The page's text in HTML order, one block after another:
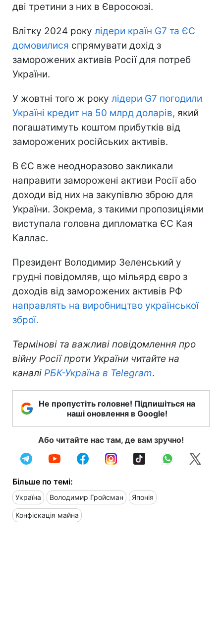
дві третини з них в Євросоюзі.
Влітку 2024 року лідери країн G7 та ЄС
домовилися спрямувати дохід з
заморожених активів Росії для потреб
України.
У жовтні того ж року лідери G7 погодили
Україні кредит на 50 млрд доларів, який
погашатимуть коштом прибутків від
заморожених російських активів.
В ЄС вже неодноразово закликали
направити заморожені активи Росії або
доходи від них на закупівлю зброю для
України. Зокрема, з такими пропозиціями
виступала головна дипломатка ЄС Кая
Каллас.
Президент Володимир Зеленський у
грудні повідомляв, що мільярд євро з
доходів від заморожених активів РФ
направлять на виробництво української
зброї.
Термінові та важливі повідомлення про
війну Росії проти України читайте на
каналі РБК-Україна в Telegram.
Не пропустіть головне! Підпишіться на
наші оновлення в Google!
Або читайте нас там, де вам зручно!
Більше по темі:
Україна Володимир Гройсман Японія
Конфіскація майна